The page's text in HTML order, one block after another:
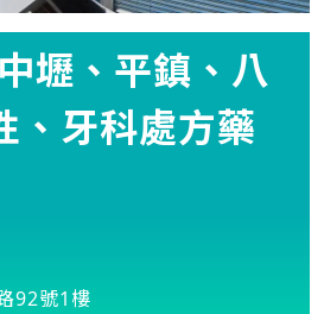
壢、平鎮、八
、牙科處方藥
92號1樓